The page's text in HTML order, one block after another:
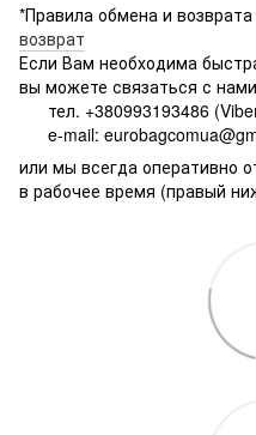
*Правила обмена и
возврат
Если Вам необходима
вы можете связаться с
тел. +380993193486
e-mail:
или мы всегда оперативно
в рабочее время (правый